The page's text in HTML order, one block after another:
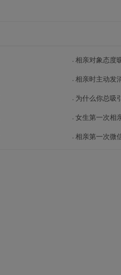
相亲对象态度
相亲时主动发
为什么你总吸
女生第一次相
相亲第一次微